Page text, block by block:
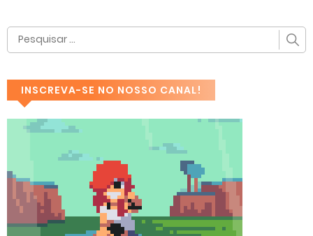
INSCREVA-SE NO NOSSO CANAL!